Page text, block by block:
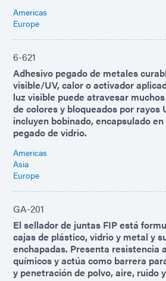
Americas
Europe
6-621
Adhesivo pegado de metales
visible/UV, calor o activador
luz visible puede atravesar
de colores y bloqueados por rayos
incluyen bobinado, encapsulado
pegado de vidrio.
Americas
Asia
Europe
GA-201
El sellador de juntas FIP está
cajas de plástico, vidrio y metal y
enchapadas. Presenta resistencia
químicos y actúa como barrera
y penetración de polvo, aire, ruido